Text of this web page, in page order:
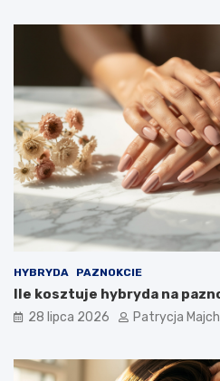
HYBRYDA PAZNOKCIE
Ile kosztuje hybryda na
28 lipca 2026 Patrycja